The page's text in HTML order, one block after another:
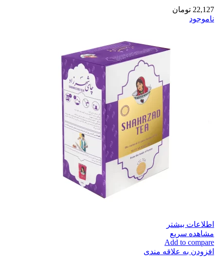
22,127 تومان
ناموجود
اطلاعات بیشتر
مشاهده سریع
Add to compare
افزودن به علاقه مندی